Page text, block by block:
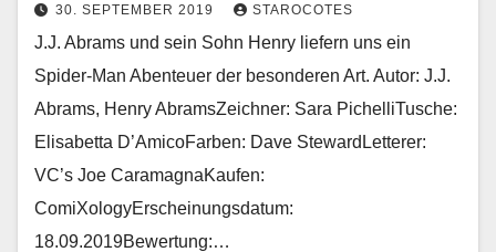
30. SEPTEMBER 2019 STAROCOTES
J.J. Abrams und sein Sohn Henry liefern uns ein
Spider-Man Abenteuer der besonderen Art. Autor: J.J.
Abrams, Henry AbramsZeichner: Sara PichelliTusche:
Elisabetta D’AmicoFarben: Dave StewardLetterer:
VC’s Joe CaramagnaKaufen:
ComiXologyErscheinungsdatum:
18.09.2019Bewertung:…